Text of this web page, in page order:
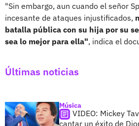
"Sin embargo, aun cuando el señor
incesante de ataques injustificados,
batalla pública con su hija por su
sea lo mejor para ella", indica el
Últimas noticias
Música
VIDEO: Mickey
cantar un éxito de